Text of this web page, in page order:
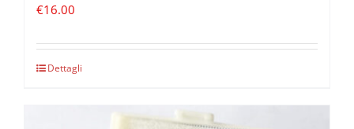
€16.00
Dettagli